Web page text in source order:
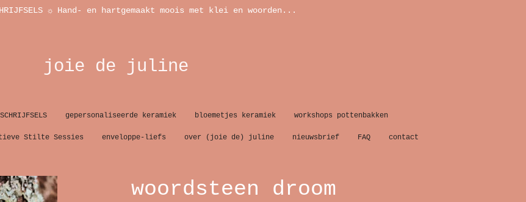
☼ Hand- en hartgemaakt moois met klei en woorden...
joie de juline
gepersonaliseerde keramiek bloemetjes keramiek workshops pottenbakken
Stilte Sessies enveloppe-liefs over (joie de) juline nieuwsbrief FAQ contact
woordsteen droom